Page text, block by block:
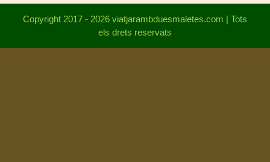
Copyright 2017 - 2026 viatjarambduesmaletes.com | Tots
els drets reservats